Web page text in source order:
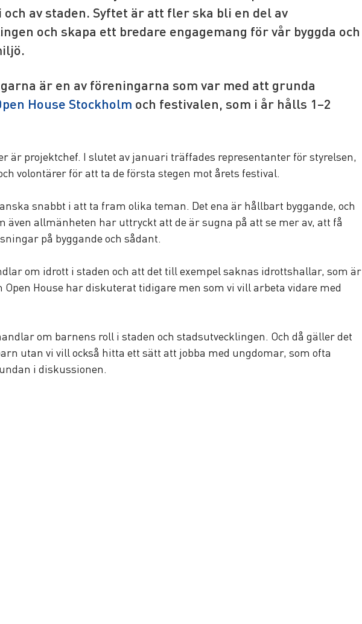
av staden. Syftet är att fler ska bli en del av
och skapa ett bredare engagemang för vår byggda och
är en av föreningarna som var med att grunda
House Stockholm och festivalen, som i år hålls 1–2
är projektchef. I slutet av januari träffades representanter för styrelsen,
volontärer för att ta de första stegen mot årets festival.
snabbt i att ta fram olika teman. Det ena är hållbart byggande, och
även allmänheten har uttryckt att de är sugna på att se mer av, att få
på byggande och sådant.
om idrott i staden och att det till exempel saknas idrottshallar, som är
Open House har diskuterat tidigare men som vi vill arbeta vidare med
om barnens roll i staden och stadsutvecklingen. Och då gäller det
utan vi vill också hitta ett sätt att jobba med ungdomar, som ofta
i diskussionen.